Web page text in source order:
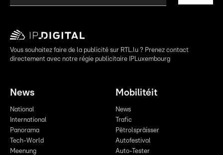
Vous souhaitez faire de la publicité sur RTL.lu ? Prenez contact
directement avec notre régie publicitaire IPLuxembourg
News
National
International
Panorama
Tech-World
Meenung
Mobilitéit
News
Trafic
Pëtrolspräisser
Autofestival
Auto-Tester